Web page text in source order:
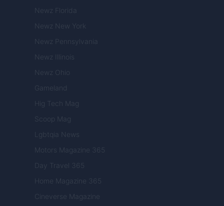
Newz Florida
Newz New York
Newz Pennsylvania
Newz Illinois
Newz Ohio
Gameland
Hig Tech Mag
Scoop Mag
Lgbtqia News
Motors Magazine 365
Day Travel 365
Home Magazine 365
Cineverse Magazine